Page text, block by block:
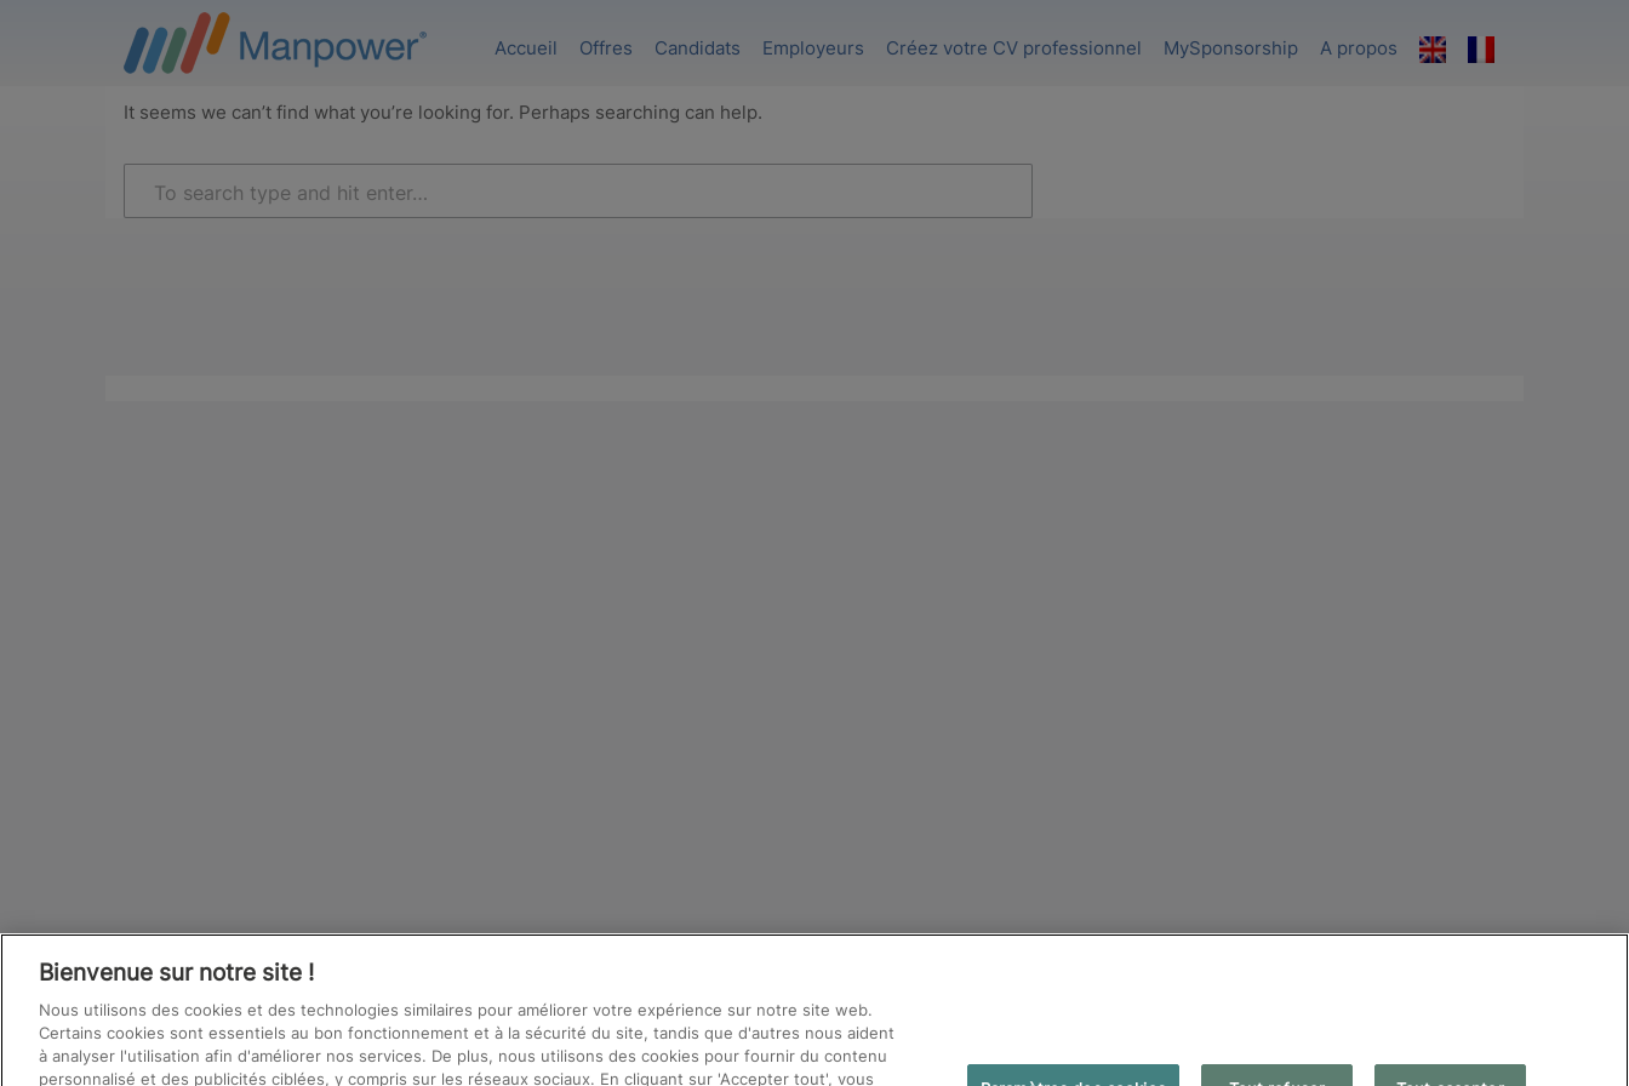
Accueil Offres Candidats Employeurs Créez votre CV professionnel MySponsorship A propos
It seems we can’t find what you’re looking for. Perhaps searching can help.
Bienvenue sur notre site !
Nous utilisons des cookies et des technologies similaires pour améliorer votre expérience sur notre site web.
Certains cookies sont essentiels au bon fonctionnement et à la sécurité du site, tandis que d'autres nous aident
à analyser l'utilisation afin d'améliorer nos services. De plus, nous utilisons des cookies pour fournir du contenu
personnalisé et des publicités ciblées, y compris sur les réseaux sociaux. En cliquant sur 'Accepter tout', vous